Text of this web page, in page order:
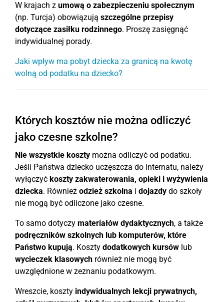
W krajach z umową o zabezpieczeniu społecznym
(np. Turcja) obowiązują szczególne przepisy
dotyczące zasiłku rodzinnego. Proszę zasięgnąć
indywidualnej porady.
Jaki wpływ ma pobyt dziecka za granicą na kwotę
wolną od podatku na dziecko?
Których kosztów nie można odliczyć
jako czesne szkolne?
Nie wszystkie koszty można odliczyć od podatku.
Jeśli Państwa dziecko uczęszcza do internatu, należy
wyłączyć koszty zakwaterowania, opieki i wyżywienia
dziecka. Również odzież szkolna i dojazdy do szkoły
nie mogą być odliczone jako czesne.
To samo dotyczy materiałów dydaktycznych, a także
podręczników szkolnych lub komputerów, które
Państwo kupują. Koszty dodatkowych kursów lub
wycieczek klasowych również nie mogą być
uwzględnione w zeznaniu podatkowym.
Wreszcie, koszty indywidualnych lekcji prywatnych,